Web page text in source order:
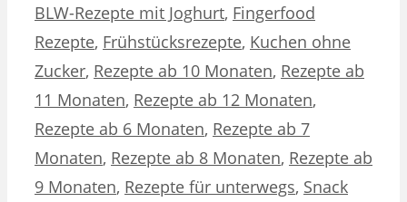
BLW-Rezepte mit Joghurt, Fingerfood
Rezepte, Frühstücksrezepte, Kuchen ohne
Zucker, Rezepte ab 10 Monaten, Rezepte ab
11 Monaten, Rezepte ab 12 Monaten,
Rezepte ab 6 Monaten, Rezepte ab 7
Monaten, Rezepte ab 8 Monaten, Rezepte ab
9 Monaten, Rezepte für unterwegs, Snack